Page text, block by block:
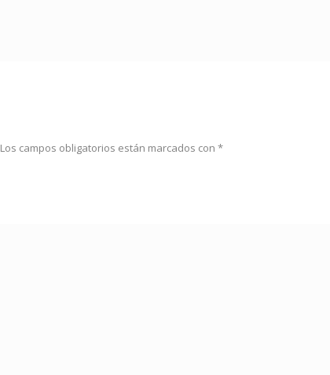
Los campos obligatorios están marcados con *